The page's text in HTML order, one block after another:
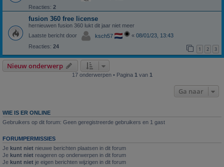
Reacties: 2
fusion 360 free license
hernieuwen fusion 360 lukt dit jaar niet meer
Laatste bericht door
ksch57 « 08/01/23, 13:43
Reacties: 24 1 2 3
Nieuw onderwerp
17 onderwerpen • Pagina 1 van 1
Ga naar
WIE IS ER ONLINE
Gebruikers op dit forum: Geen geregistreerde gebruikers en 1 gast
FORUMPERMISSIES
Je kunt niet nieuwe berichten plaatsen in dit forum
Je kunt niet reageren op onderwerpen in dit forum
Je kunt niet je eigen berichten wijzigen in dit forum